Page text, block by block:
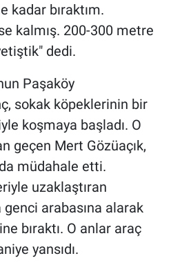
kadar bıraktım.
kalmış. 200-300 metre
dedi.
Paşaköy
sokak köpeklerinin bir
koşmaya başladı. O
geçen Mert Gözüaçık,
müdahale etti.
uzaklaştıran
genci arabasına alarak
bıraktı. O anlar araç
yansıdı.